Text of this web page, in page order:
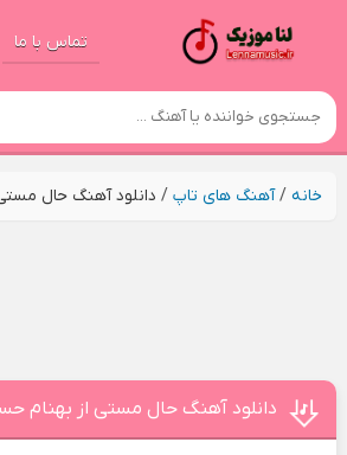
تماس با ما
خانه/آهنگ های تاپ/ دانلود آهنگ حال
دانلود آهنگ حال مستی از بهنام